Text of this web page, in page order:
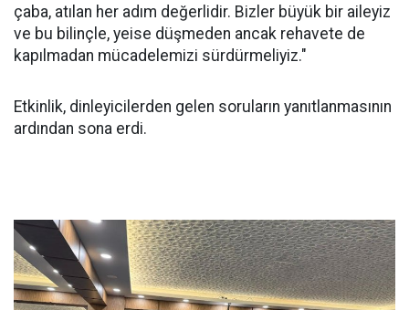
çaba, atılan her adım değerlidir. Bizler büyük bir aileyiz
ve bu bilinçle, yeise düşmeden ancak rehavete de
kapılmadan mücadelemizi sürdürmeliyiz."
Etkinlik, dinleyicilerden gelen soruların yanıtlanmasının
ardından sona erdi.